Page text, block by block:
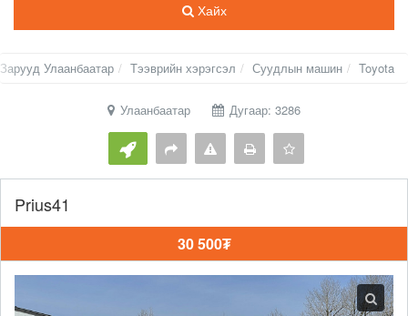
Хайх
Зарууд Улаанбаатар Тээврийн хэрэгсэл Суудлын машин Toyota
Улаанбаатар Дугаар: 3286
Prius41
30 500₮